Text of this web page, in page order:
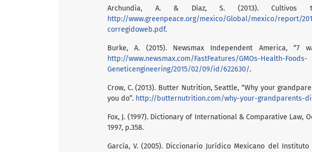
Archundia, A. & Díaz, S. (2013). Cultivos
http://www.greenpeace.org/mexico/Global/mexico/report/2013/
corregidoweb.pdf.
Burke, A. (2015). Newsmax Independent America, “7
http://www.newsmax.com/FastFeatures/GMOs-Health-Foods-
Geneticengineering/2015/02/09/id/622630/.
Crow, C. (2013). Butter Nutrition, Seattle, “Why your
you do”. http://butternutrition.com/why-your-grandparents-
Fox, J. (1997). Dictionary of International & Comparative Law,
1997, p.358.
García, V. (2005). Diccionario Jurídico Mexicano del